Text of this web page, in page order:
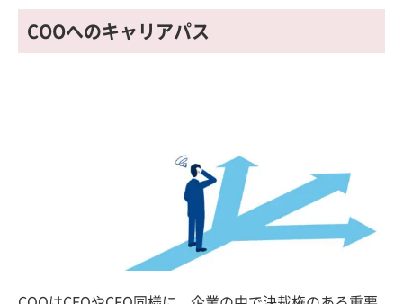
COOへのキャリアパス